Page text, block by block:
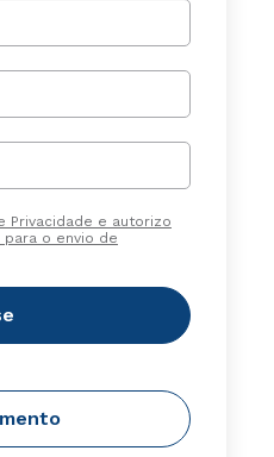
Privacidade e autorizo
o envio de